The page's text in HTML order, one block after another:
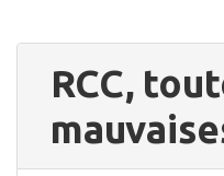
RCC,